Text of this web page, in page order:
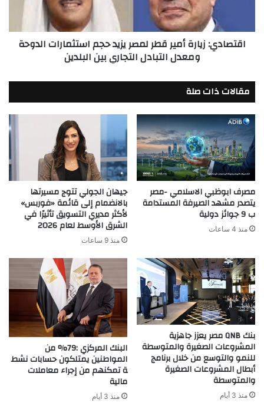
الدوحة
ومعدل
بين
البلدين
اقتصادي: زيارة أمير قطر لمصر يزيد حجم استثمارات الدوحة
ومعدل التبادل التجاري بين البلدين
مقالات ذات صلة
مصرف ابوظبي الاسلامي -مصر
يتصدر مشهد الصيرفة المستدامة
ب 9 جوائز دولية
منذ 4 ساعات
جيهان الجولي تتوج مسيرتها
بالانضمام إلى قائمة «فوربس»
لأكثر مديري التسويق تأثيرًا في
الشرق الأوسط لعام 2026
منذ 9 ساعات
بنك QNB مصر يعزز جاهزية
المشروعات الصغيرة والمتوسطة
للنمو والتوسع من خلال برنامج
أبطال المشروعات الصغيرة
والمتوسطة
منذ 3 أيام
البنك المركزي :79% من
المواطنين يمتلكون حسابات نشط
ة تمكنهم من إجراء معاملات
مالية
منذ 3 أيام